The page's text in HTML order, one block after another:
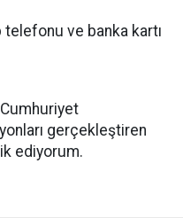
telefonu ve banka kartı
gerçekleştiren
ediyorum.